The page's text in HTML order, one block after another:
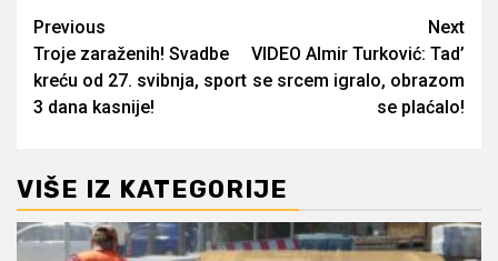
Post
navigation
Previous
Troje zaraženih! Svadbe
kreću od 27. svibnja, sport
3 dana kasnije!
Next
VIDEO Almir Turković: Tad’
se srcem igralo, obrazom
se plaćalo!
VIŠE IZ KATEGORIJE